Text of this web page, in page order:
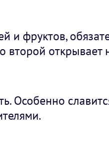
и фруктов,
второй
Особенно